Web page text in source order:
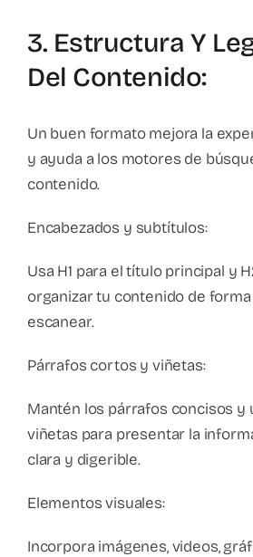
3. Estructura Y
Del Contenido:
Un buen formato mejora la
y ayuda a los motores de
contenido.
Encabezados y subtítulos:
Usa H1 para el título principal y
organizar tu contenido de
escanear.
Párrafos cortos y viñetas:
Mantén los párrafos concisos y
viñetas para presentar la
clara y digerible.
Elementos visuales:
Incorpora imágenes, videos,